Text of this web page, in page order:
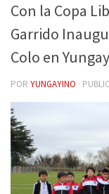
Con la Copa
Garrido
Colo en Yungay
POR YUNGAYINO ·